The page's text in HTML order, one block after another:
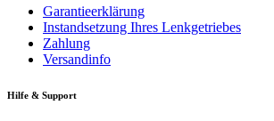
Garantieerklärung
Instandsetzung Ihres Lenkgetriebes
Zahlung
Versandinfo
Hilfe & Support